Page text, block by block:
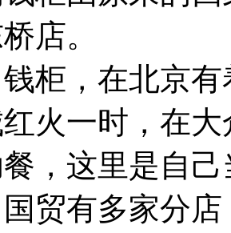
店。
，在北京有
火一时，在
，这里是自
贸有多家分